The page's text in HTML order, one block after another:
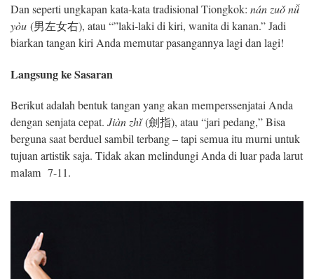
Dan seperti ungkapan kata-kata tradisional Tiongkok: nán zuǒnǚ
yòu (男左女右), atau “”laki-laki di kiri, wanita di kanan.” Jadi
biarkan tangan kiri Anda memutar pasangannya lagi dan lagi!
Langsung ke Sasaran
Berikut adalah bentuk tangan yang akan memperssenjatai Anda
dengan senjata cepat. Jiàn zhǐ(劍指), atau “jari pedang,” Bisa
berguna saat berduel sambil terbang – tapi semua itu murni untuk
tujuan artistik saja. Tidak akan melindungi Anda di luar pada larut
malam 7-11.